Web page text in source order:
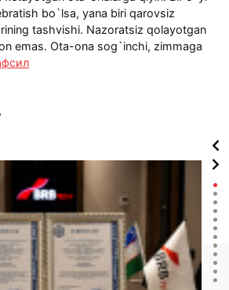
bo`lsa, yana biri qarovsiz
tashvishi. Nazoratsiz qolayotgan
emas. Ota-ona sog`inchi, zimmaga